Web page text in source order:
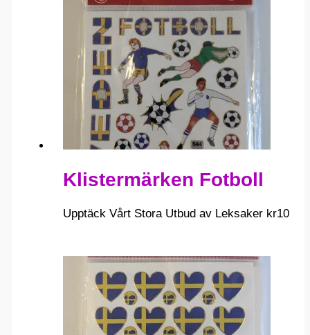
Klistermärken Fotboll
Upptäck Vårt Stora Utbud av Leksaker kr10